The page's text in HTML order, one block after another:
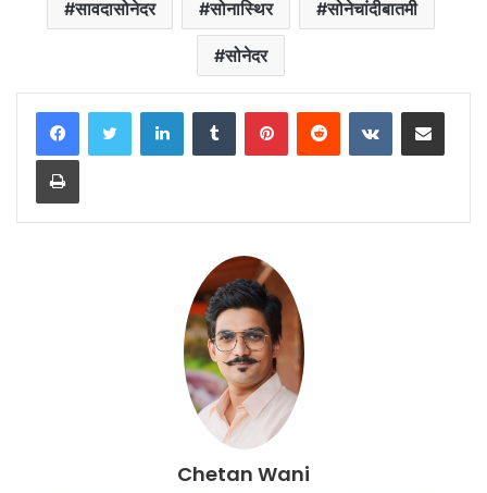
सावदासोनेदर सोनास्थिर सोनेचांदीबातमी
सोनेदर
LinkedInTumblr PinterestReddit VKontakteShare via Email
Print
Chetan Wani